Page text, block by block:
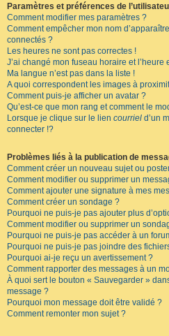
Paramètres et préférences de
Comment modifier mes paramètres ?
Comment empêcher mon nom
connectés ?
Les heures ne sont pas correctes !
J’ai changé mon fuseau horaire et l’heure
Ma langue n’est pas dans la liste !
A quoi correspondent les images à
Comment puis-je afficher un avatar ?
Qu’est-ce que mon rang et comment le
Lorsque je clique sur le lien courriel d’un
connecter !?
Problèmes liés à la publication de
Comment créer un nouveau sujet ou
Comment modifier ou supprimer un
Comment ajouter une signature à mes
Comment créer un sondage ?
Pourquoi ne puis-je pas ajouter plus
Comment modifier ou supprimer un
Pourquoi ne puis-je pas accéder à un
Pourquoi ne puis-je pas joindre des
Pourquoi ai-je reçu un avertissement ?
Comment rapporter des messages à un
À quoi sert le bouton « Sauvegarder »
message ?
Pourquoi mon message doit être validé ?
Comment remonter mon sujet ?